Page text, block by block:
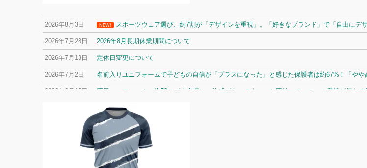
2026年8月3日 NEW! スポーツウェア選び、約7割が「デザインを重視」。「好きなブランド」で「自由にデ
2026年7月28日 2026年8月長期休業期間について
2026年7月13日 定休日変更について
2026年7月2日 名前入りユニフォームで子どもの自信が「プラスになった」と感じた保護者は約67%！「や
2026年6月15日 応援ユニフォーム、約53％が「会場に一体感があってよい」と回答。チームへの愛情が伝わる